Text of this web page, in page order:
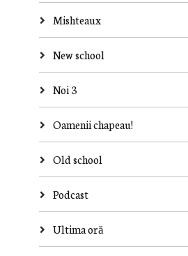
Mishteaux
New school
Noi 3
Oamenii chapeau!
Old school
Podcast
Ultima oră